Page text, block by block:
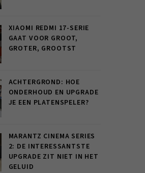
XIAOMI REDMI 17-SERIE
GAAT VOOR GROOT,
GROTER, GROOTST
ACHTERGROND: HOE
ONDERHOUD EN UPGRADE
JE EEN PLATENSPELER?
MARANTZ CINEMA SERIES
2: DE INTERESSANTSTE
UPGRADE ZIT NIET IN HET
GELUID